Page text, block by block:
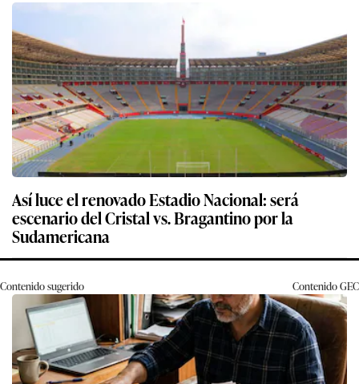
Así luce el renovado Estadio Nacional: será
escenario del Cristal vs. Bragantino por la
Sudamericana
Contenido sugerido ContenidoGEC